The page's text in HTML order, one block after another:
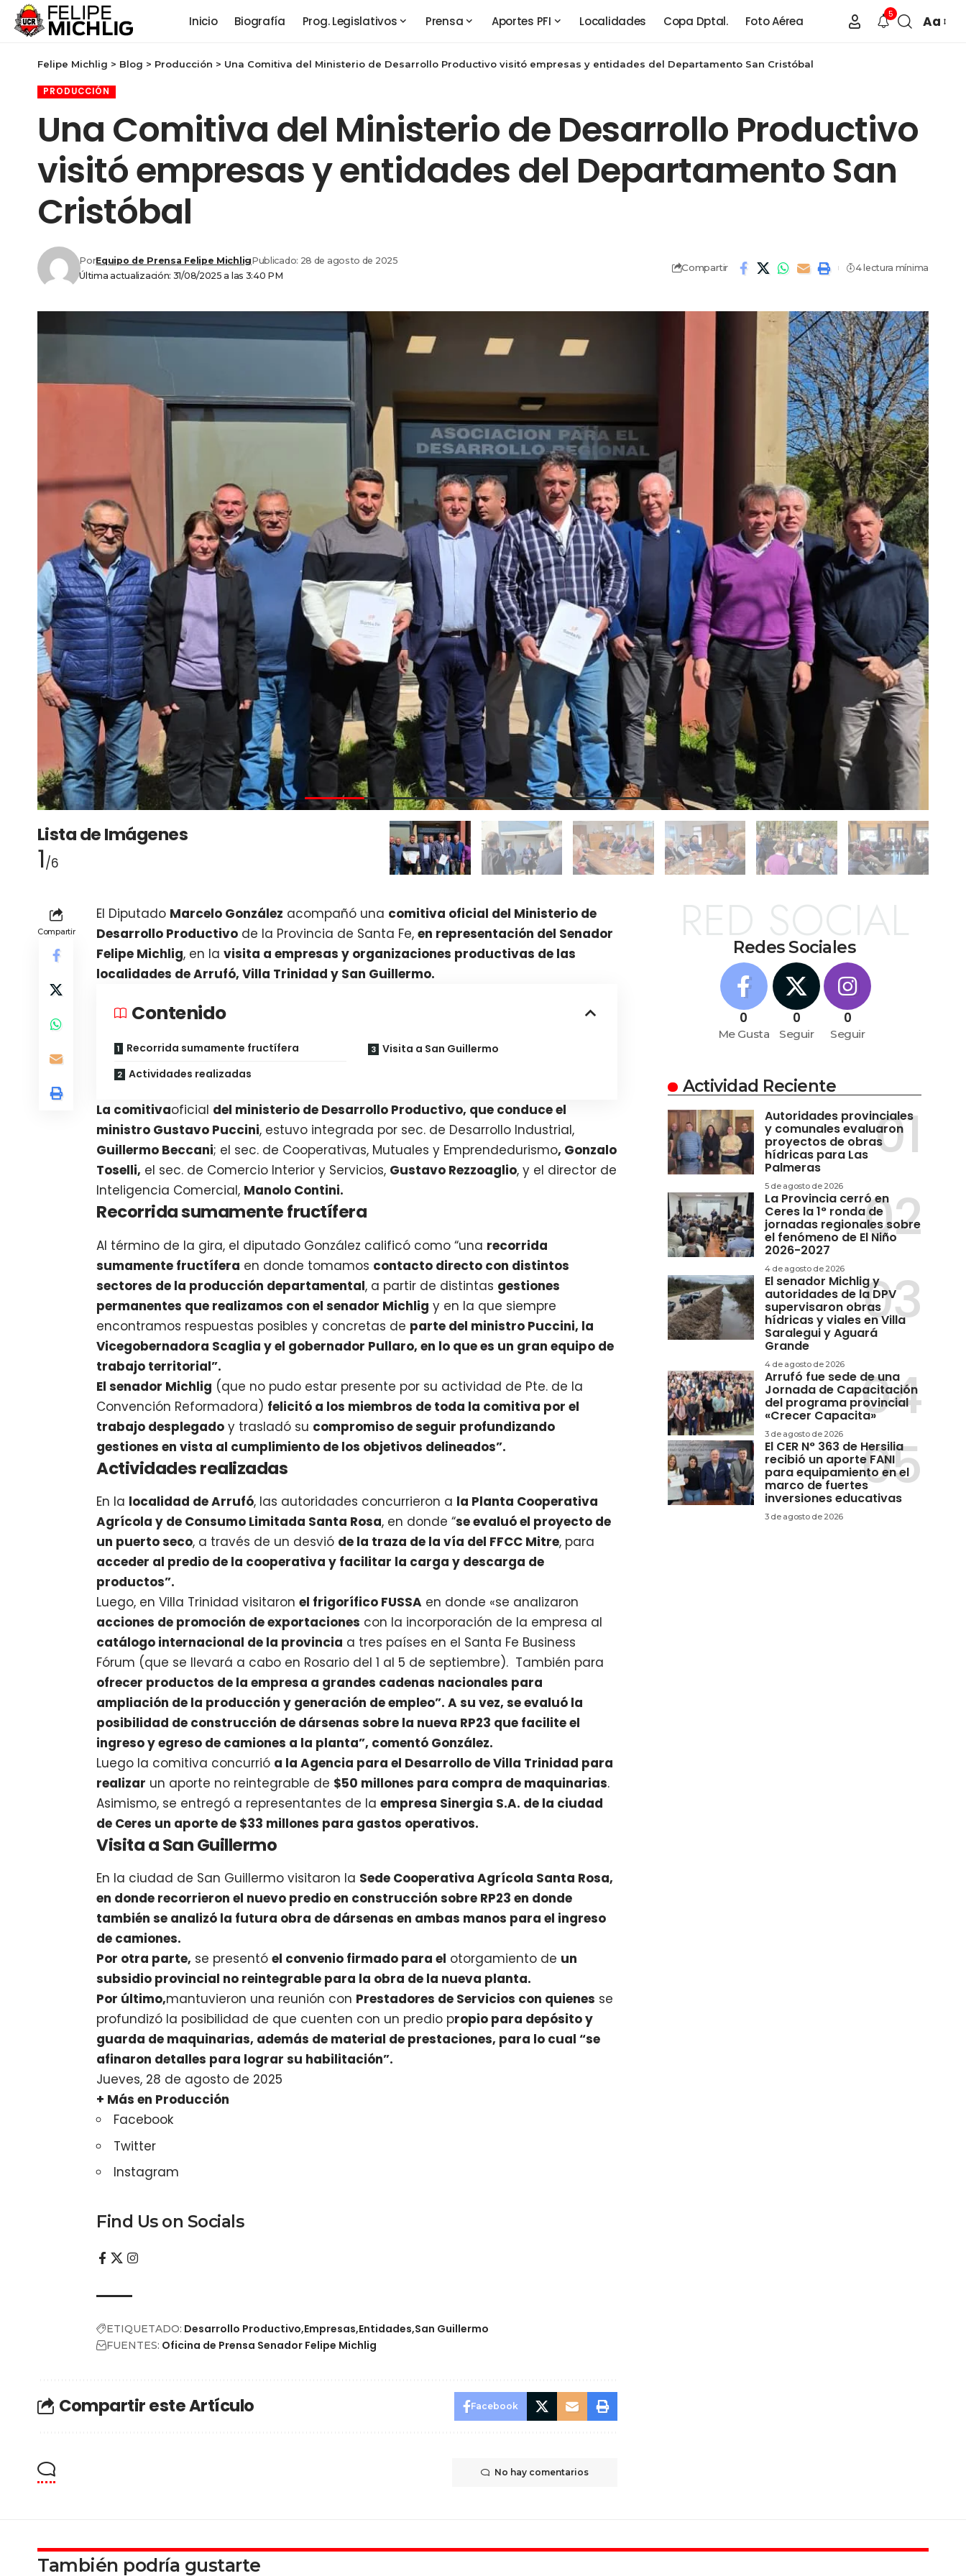
Inicio Biografía Prog. Legislativos Prensa Aportes PFI Localidades Copa Dptal. Foto Aérea
5 Aa
Felipe Michlig > Blog > Producción > Una Comitiva del Ministerio de Desarrollo Productivo visitó empresas y entidades del Departamento San Cristóbal
PRODUCCIÓN
Una Comitiva del Ministerio de Desarrollo Productivo
visitó empresas y entidades del Departamento San
Cristóbal
Última actualización: 31/08/2025 a las 3:40 PM
PorEquipo de Prensa Felipe MichligPublicado: 28 de agosto de 2025
Compartir 4 lectura mínima
Lista de Imágenes
1/6
Compartir
El Diputado Marcelo González acompañó una comitiva oficial del Ministerio de
Desarrollo Productivo de la Provincia de Santa Fe,en representación del Senador
Felipe Michlig, en lavisita a empresas y organizaciones productivas de las
localidades de Arrufó, Villa Trinidad y San Guillermo.
Contenido
Recorrida sumamente fructífera
Actividades realizadas
Visita a San Guillermo
La comitivaoficial del ministerio de Desarrollo Productivo, que conduce el
ministro Gustavo Puccini, estuvo integrada por sec. de Desarrollo Industrial,
Guillermo Beccani; el sec. de Cooperativas, Mutuales y Emprendedurismo, Gonzalo
Toselli, el sec. de Comercio Interior y Servicios, Gustavo Rezzoaglio, y el director de
Inteligencia Comercial, Manolo Contini.
Recorrida sumamente fructífera
Al término de la gira, el diputado González calificó como “una recorrida
sumamente fructífera en donde tomamos contacto directo con distintos
sectores de la producción departamental, a partir de distintas gestiones
permanentes que realizamos con el senador Michlig y en la que siempre
encontramos respuestas posibles y concretas de parte del ministro Puccini, la
Vicegobernadora Scaglia y el gobernador Pullaro, en lo que es un gran equipo de
trabajo territorial”.
El senador Michlig (que no pudo estar presente por su actividad de Pte. de la
Convención Reformadora) felicitó a los miembros de toda la comitiva por el
trabajo desplegado y trasladó su compromiso de seguir profundizando
gestiones en vista al cumplimiento de los objetivos delineados”.
Actividades realizadas
En la localidad de Arrufó, las autoridades concurrieron a la Planta Cooperativa
Agrícola y de Consumo Limitada Santa Rosa, en donde “se evaluó el proyecto de
un puerto seco, a través de un desvió de la traza de la vía del FFCC Mitre, para
acceder al predio de la cooperativa y facilitar la carga y descarga de
productos”.
Luego, en Villa Trinidad visitaronel frigorífico FUSSA en donde «se analizaron
acciones de promoción de exportaciones con la incorporación de la empresa al
catálogo internacional de la provincia a tres países en el Santa Fe Business
Fórum (que se llevará a cabo en Rosario del 1 al 5 de septiembre). También para
ofrecer productos de la empresa a grandes cadenas nacionales para
ampliación de la producción y generación de empleo”. A su vez, se evaluó la
posibilidad de construcción de dársenas sobre la nueva RP23 que facilite el
ingreso y egreso de camiones a la planta”, comentó González.
Luego la comitiva concurrió a la Agencia para el Desarrollo de Villa Trinidad para
realizar un aporte no reintegrable de $50 millones para compra de maquinarias.
Asimismo, se entregó a representantes de laempresa Sinergia S.A. de la ciudad
de Ceres un aporte de $33 millones para gastos operativos.
Visita a San Guillermo
En la ciudad de San Guillermo visitaron la Sede Cooperativa Agrícola Santa Rosa,
en donde recorrieron el nuevo predio en construcción sobre RP23 en donde
también se analizó la futura obra de dársenas en ambas manos para el ingreso
de camiones.
Por otra parte, se presentóel convenio firmado para el otorgamiento de un
subsidio provincial no reintegrable para la obra de la nueva planta.
Por último,mantuvieron una reunión con Prestadores de Servicios con quienes se
profundizó la posibilidad de que cuenten con un predio propio para depósito y
guarda de maquinarias, además de material de prestaciones, para lo cual “se
afinaron detalles para lograr su habilitación”.
Jueves, 28 de agosto de 2025
+ Más en Producción
Facebook
Twitter
Instagram
Find Us on Socials
ETIQUETADO: Desarrollo Productivo Empresas Entidades San Guillermo
FUENTES: Oficina de Prensa Senador Felipe Michlig
Compartir este Artículo Facebook
No hay comentarios
Redes Sociales
RED SOCIAL
0
Me Gusta
0
Seguir
0
Seguir
Actividad Reciente
Autoridades provinciales
y comunales evaluaron
proyectos de obras
hídricas para Las
Palmeras
5 de agosto de 2026
La Provincia cerró en
Ceres la 1° ronda de
jornadas regionales sobre
el fenómeno de El Niño
2026-2027
4 de agosto de 2026
El senador Michlig y
autoridades de la DPV
supervisaron obras
hídricas y viales en Villa
Saralegui y Aguará
Grande
4 de agosto de 2026
Arrufó fue sede de una
Jornada de Capacitación
del programa provincial
«Crecer Capacita»
3 de agosto de 2026
El CER N° 363 de Hersilia
recibió un aporte FANI
para equipamiento en el
marco de fuertes
inversiones educativas
3 de agosto de 2026
También podría gustarte